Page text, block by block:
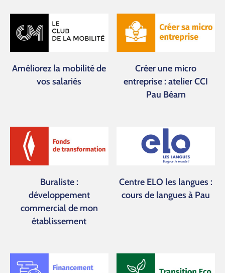
Améliorez la mobilité de
vos salariés
Créer une micro
entreprise : atelier CCI
Pau Béarn
Buraliste :
développement
commercial de mon
établissement
Centre ELO les langues :
cours de langues à Pau